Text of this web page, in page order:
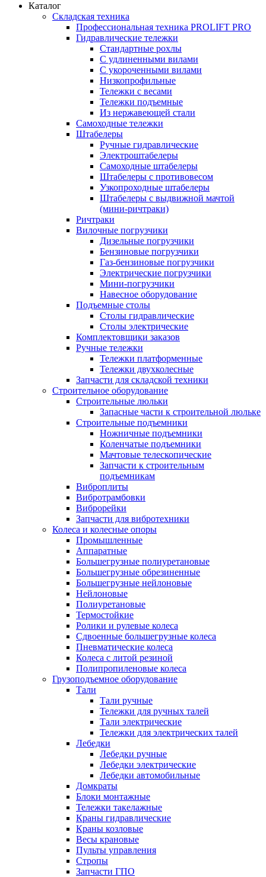
Каталог
Складская техника
Профессиональная техника PROLIFT PRO
Гидравлические тележки
Стандартные рохлы
С удлиненными вилами
С укороченными вилами
Низкопрофильные
Тележки с весами
Тележки подъемные
Из нержавеющей стали
Самоходные тележки
Штабелеры
Ручные гидравлические
Электроштабелеры
Самоходные штабелеры
Штабелеры с противовесом
Узкопроходные штабелеры
Штабелеры с выдвижной мачтой
(мини-ричтраки)
Ричтраки
Вилочные погрузчики
Дизельные погрузчики
Бензиновые погрузчики
Газ-бензиновые погрузчики
Электрические погрузчики
Мини-погрузчики
Навесное оборудование
Подъемные столы
Столы гидравлические
Столы электрические
Комплектовщики заказов
Ручные тележки
Тележки платформенные
Тележки двухколесные
Запчасти для складской техники
Строительное оборудование
Строительные люльки
Запасные части к строительной люльке
Строительные подъемники
Ножничные подъемники
Коленчатые подъемники
Мачтовые телескопические
Запчасти к строительным
подъемникам
Виброплиты
Вибротрамбовки
Виброрейки
Запчасти для вибротехники
Колеса и колесные опоры
Промышленные
Аппаратные
Большегрузные полиуретановые
Большегрузные обрезиненные
Большегрузные нейлоновые
Нейлоновые
Полиуретановые
Термостойкие
Ролики и рулевые колеса
Сдвоенные большегрузные колеса
Пневматические колеса
Колеса с литой резиной
Полипропиленовые колеса
Грузоподъемное оборудование
Тали
Тали ручные
Тележки для ручных талей
Тали электрические
Тележки для электрических талей
Лебедки
Лебедки ручные
Лебедки электрические
Лебедки автомобильные
Домкраты
Блоки монтажные
Тележки такелажные
Краны гидравлические
Краны козловые
Весы крановые
Пульты управления
Стропы
Запчасти ГПО